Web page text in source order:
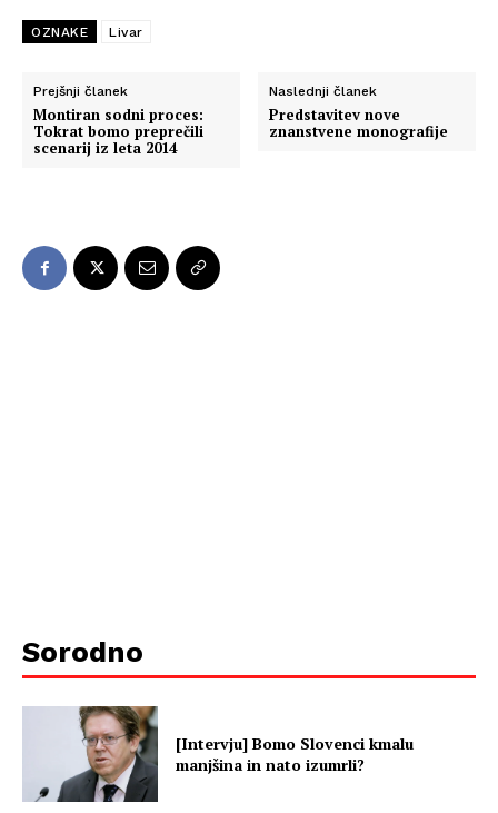
OZNAKE Livar
Prejšnji članek
Montiran sodni proces:
Tokrat bomo preprečili
scenarij iz leta 2014
Naslednji članek
Predstavitev nove
znanstvene monografije
Sorodno
[Intervju] Bomo Slovenci kmalu
manjšina in nato izumrli?